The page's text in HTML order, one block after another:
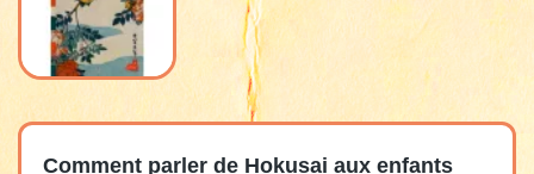
Comment parler de Hokusai aux enfants